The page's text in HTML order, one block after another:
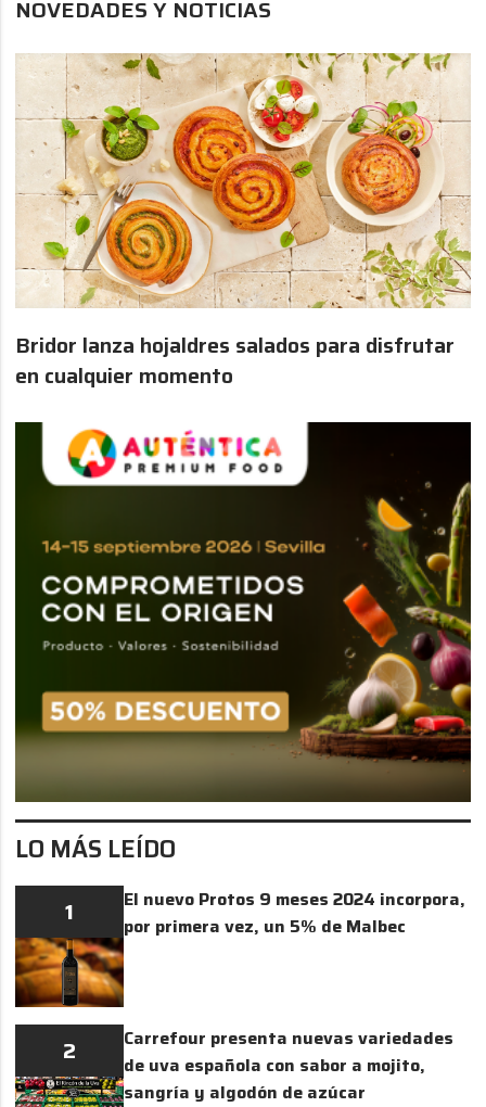
NOVEDADES Y NOTICIAS
Bridor lanza hojaldres salados para disfrutar
en cualquier momento
LO MÁS LEÍDO
1
El nuevo Protos 9 meses 2024 incorpora,
por primera vez, un 5% de Malbec
2
Carrefour presenta nuevas variedades
de uva española con sabor a mojito,
sangría y algodón de azúcar